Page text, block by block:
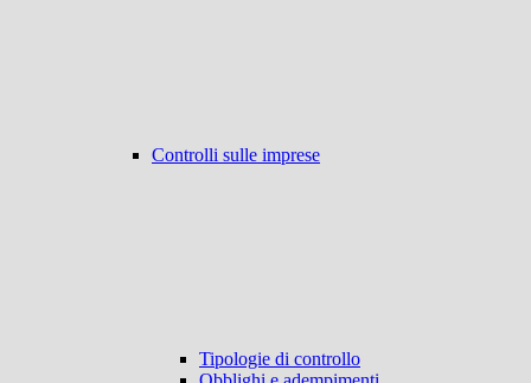
Controlli sulle imprese
Tipologie di controllo